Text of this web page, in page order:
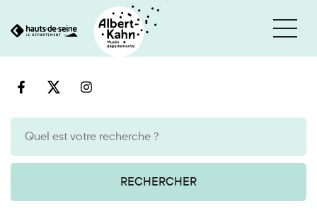
au
RECHERCHER
Cookies et traceurs utilisés sur ce site